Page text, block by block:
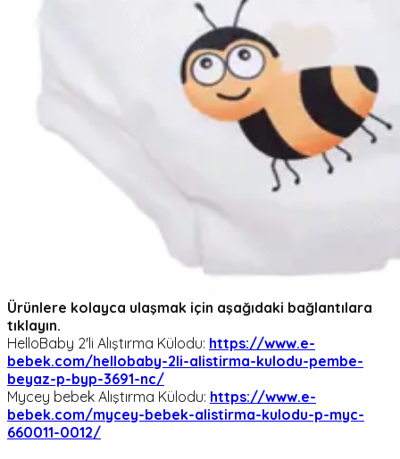
Ürünlere kolayca ulaşmak için aşağıdaki bağlantılara
tıklayın.
HelloBaby 2'li Alıştırma Külodu: https://www.e-
bebek.com/hellobaby-2li-alistirma-kulodu-pembe-
beyaz-p-byp-3691-nc/
Mycey bebek Alıştırma Külodu: https://www.e-
bebek.com/mycey-bebek-alistirma-kulodu-p-myc-
660011-0012/